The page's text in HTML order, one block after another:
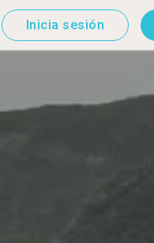
Inicia sesión